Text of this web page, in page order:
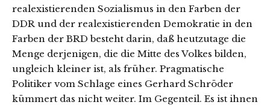
realexistierenden Sozialismus in den Farben der
DDR und der realexistierenden Demokratie in den
Farben der BRD besteht darin, daß heutzutage die
Menge derjenigen, die die Mitte des Volkes bilden,
ungleich kleiner ist, als früher. Pragmatische
Politiker vom Schlage eines Gerhard Schröder
kümmert das nicht weiter. Im Gegenteil. Es ist ihnen